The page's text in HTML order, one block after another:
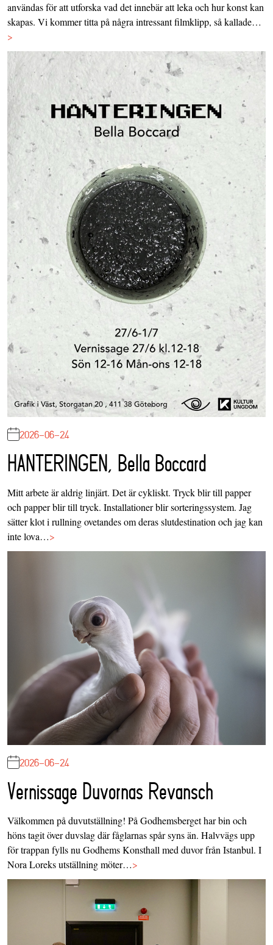
användas för att utforska vad det innebär att leka och hur konst kan
skapas. Vi kommer titta på några intressant filmklipp, så kallade…
>
2026-06-24
HANTERINGEN, Bella Boccard
Mitt arbete är aldrig linjärt. Det är cykliskt. Tryck blir till papper
och papper blir till tryck. Installationer blir sorteringssystem. Jag
sätter klot i rullning ovetandes om deras slutdestination och jag kan
inte lova…>
2026-06-24
Vernissage Duvornas Revansch
Välkommen på duvutställning! På Godhemsberget har bin och
höns tagit över duvslag där fåglarnas spår syns än. Halvvägs upp
för trappan fylls nu Godhems Konsthall med duvor från Istanbul. I
Nora Loreks utställning möter…>